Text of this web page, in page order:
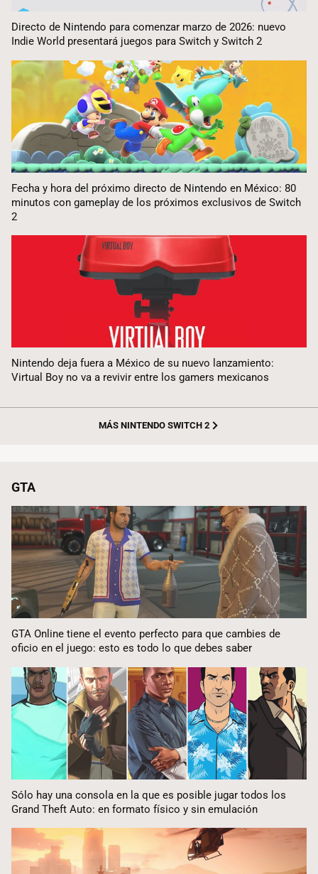
Directo de Nintendo para comenzar marzo de 2026: nuevo
Indie World presentará juegos para Switch y Switch 2
Fecha y hora del próximo directo de Nintendo en México: 80
minutos con gameplay de los próximos exclusivos de Switch
2
Nintendo deja fuera a México de su nuevo lanzamiento:
Virtual Boy no va a revivir entre los gamers mexicanos
MÁS NINTENDO SWITCH 2
GTA
GTA Online tiene el evento perfecto para que cambies de
oficio en el juego: esto es todo lo que debes saber
Sólo hay una consola en la que es posible jugar todos los
Grand Theft Auto: en formato físico y sin emulación